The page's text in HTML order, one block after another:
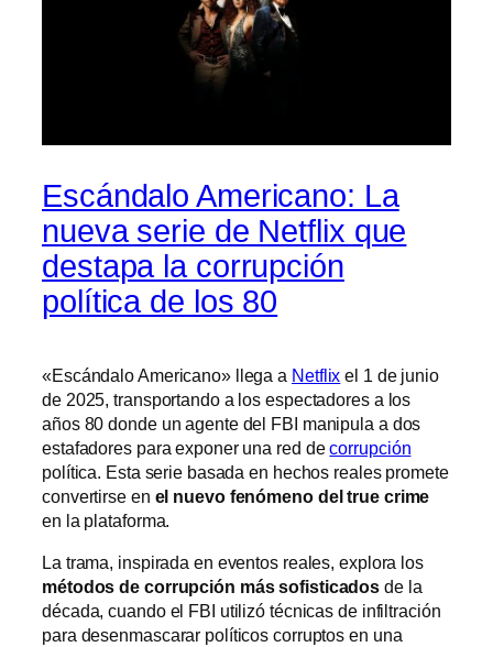
Escándalo Americano: La
nueva serie de Netflix que
destapa la corrupción
política de los 80
«Escándalo Americano» llega a Netflix el 1 de junio
de 2025, transportando a los espectadores a los
años 80 donde un agente del FBI manipula a dos
estafadores para exponer una red decorrupción
política. Esta serie basada en hechos reales promete
convertirse en el nuevo fenómeno del true crime
en la plataforma.
La trama, inspirada en eventos reales, explora los
métodos de corrupción más sofisticados de la
década, cuando el FBI utilizó técnicas de infiltración
para desenmascarar políticos corruptos en una